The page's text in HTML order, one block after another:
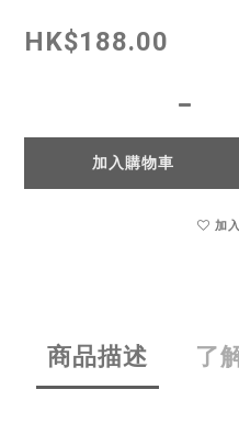
HK$188.00
加入購物車
加
商品描述 了